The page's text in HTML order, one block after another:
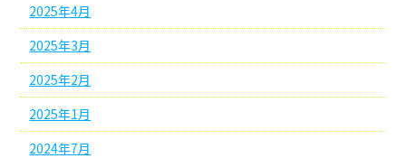
2025年4月
2025年3月
2025年2月
2025年1月
2024年7月